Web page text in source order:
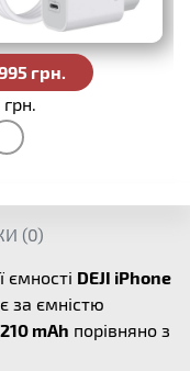
грн.
(0)
ємності DEJI iPhone
за ємністю
mAh порівняно з